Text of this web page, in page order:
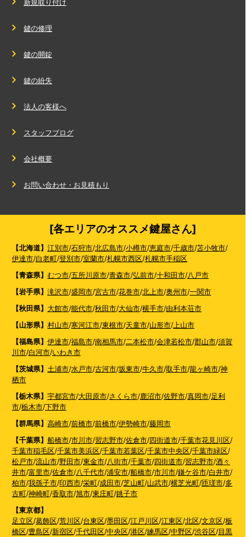
新規取り付け
鍵の修理
鍵の開錠
鍵の紛失
法人の客様へ
スタッフブログ
会社概要
お問い合わせ・お見積もり
[各エリアのオススメ鍵屋さん]
【北海道】 江別市/石狩市/北広島市/小樽市/恵庭市/千歳市/苫小牧市/
伊達市/白老町/登別市/室蘭市/札幌市西区/札幌市手稲区
【青森県】 むつ市/五所川原市/青森市/弘前市/十和田市/八戸市
【岩手県】 滝沢市/盛岡市/宮古市/花巻市/北上市/奥州市/一関市
【秋田県】 大館市/能代市/秋田市/大仙市/横手市/由利本荘市
【山形県】 村山市/寒河江市/東根市/天童市/山形市/上山市
【福島県】 伊達市/福島市/南相馬市/二本松市/会津若松市/郡山市/須賀
川市/白河市/いわき市
【茨城県】 土浦市/水戸市/古河市/坂東市/牛久市/取手市/龍ヶ崎市/神
栖市
【栃木県】 宇都宮市/大田原市/さくら市/鹿沼市/佐野市/真岡市/足利
市/栃木市/下野市
【群馬県】 高崎市/前橋市/前橋市/伊勢崎市/藤岡市
【千葉県】 船橋市/市川市/習志野市/佐倉市/四街道市/千葉市花見川区/
千葉市稲毛区/千葉市美浜区/千葉市若葉区/千葉市中央区/千葉市緑区/
松戸市/流山市/野田市/東金市/八街市/千葉市/四街道市/習志野市/酒々
井市/富里市/佐倉市/八千代市/浦安市/船橋市/市川市/鎌ケ谷市/白井市/
柏市/我孫子市/印西市/栄町/成田市/芝山町/山武市/横芝光町/匝瑳市/多
古町/神崎町/香取市/旭市/東庄町/銚子市
【東京都】
足立区/葛飾区/荒川区/台東区/墨田区/江戸川区/江東区/北区/文京区/板
橋区/豊島区/新宿区/千代田区/中央区/港区/練馬区/中野区/渋谷区/目黒